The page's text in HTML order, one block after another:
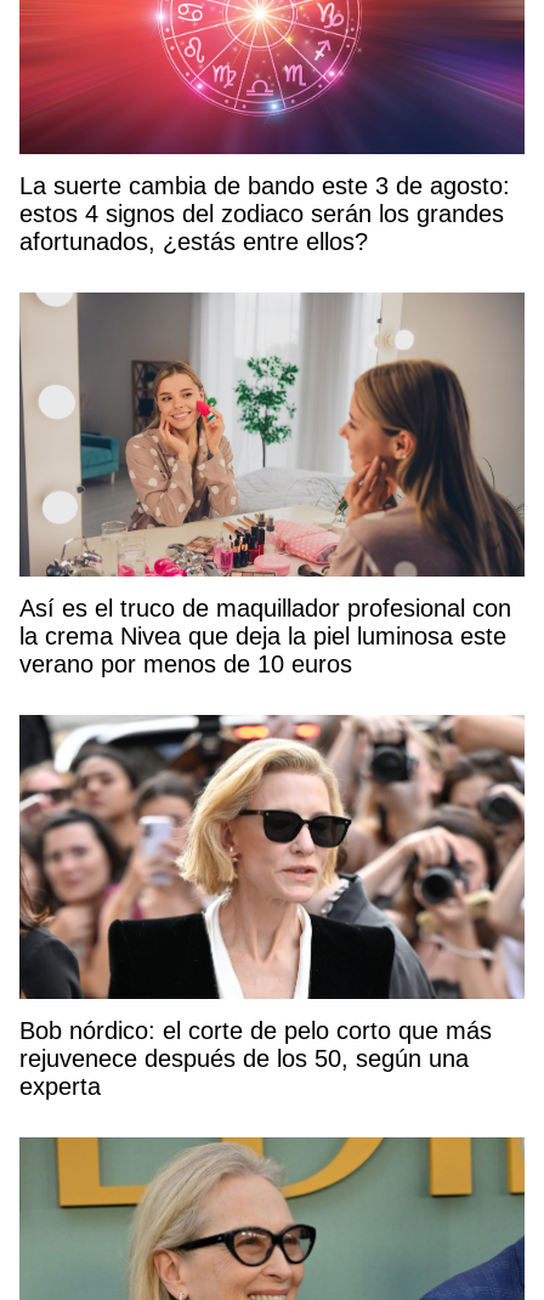
La suerte cambia de bando este 3 de agosto:
estos 4 signos del zodiaco serán los grandes
afortunados, ¿estás entre ellos?
Así es el truco de maquillador profesional con
la crema Nivea que deja la piel luminosa este
verano por menos de 10 euros
Bob nórdico: el corte de pelo corto que más
rejuvenece después de los 50, según una
experta